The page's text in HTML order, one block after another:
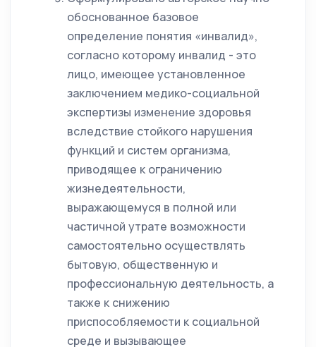
обоснованное базовое
определение понятия «инвалид»,
согласно которому инвалид - это
лицо, имеющее установленное
заключением медико-социальной
экспертизы изменение здоровья
вследствие стойкого нарушения
функций и систем организма,
приводящее к ограничению
жизнедеятельности,
выражающемуся в полной или
частичной утрате возможности
самостоятельно осуществлять
бытовую, общественную и
профессиональную деятельность, а
также к снижению
приспособляемости к социальной
среде и вызывающее